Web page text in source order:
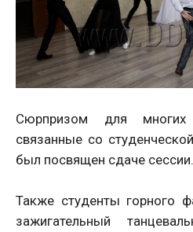
Сюрпризом для многих
связанные со
был посвящен сдаче сессии.
Также студенты горного
зажигательный